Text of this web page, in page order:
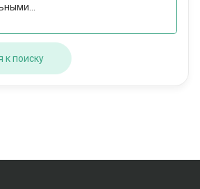
к поиску